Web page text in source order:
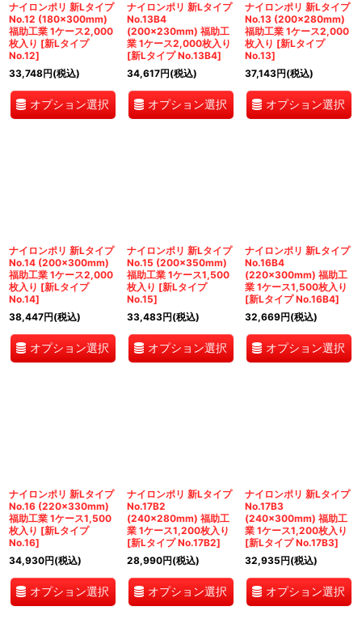
ナイロンポリ 新Lタイプ
No.12 (180×300mm)
福助工業 1ケース2,000
枚入り [新Lタイプ
No.12]
33,748円(税込)
オプション選択
ナイロンポリ 新Lタイプ
No.13B4
(200×230mm) 福助工
業 1ケース2,000枚入り
[新Lタイプ No.13B4]
34,617円(税込)
オプション選択
ナイロンポリ 新Lタイプ
No.13 (200×280mm)
福助工業 1ケース2,000
枚入り [新Lタイプ
No.13]
37,143円(税込)
オプション選択
ナイロンポリ 新Lタイプ
No.14 (200×300mm)
福助工業 1ケース2,000
枚入り [新Lタイプ
No.14]
38,447円(税込)
オプション選択
ナイロンポリ 新Lタイプ
No.15 (200×350mm)
福助工業 1ケース1,500
枚入り [新Lタイプ
No.15]
33,483円(税込)
オプション選択
ナイロンポリ 新Lタイプ
No.16B4
(220×300mm) 福助工
業 1ケース1,500枚入り
[新Lタイプ No.16B4]
32,669円(税込)
オプション選択
ナイロンポリ 新Lタイプ
No.16 (220×330mm)
福助工業 1ケース1,500
枚入り [新Lタイプ
No.16]
34,930円(税込)
オプション選択
ナイロンポリ 新Lタイプ
No.17B2
(240×280mm) 福助工
業 1ケース1,200枚入り
[新Lタイプ No.17B2]
28,990円(税込)
オプション選択
ナイロンポリ 新Lタイプ
No.17B3
(240×300mm) 福助工
業 1ケース1,200枚入り
[新Lタイプ No.17B3]
32,935円(税込)
オプション選択